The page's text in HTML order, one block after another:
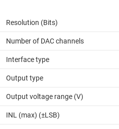
Resolution (Bits)
Number of DAC channels
Interface type
Output type
Output voltage range (V)
INL (max) (±LSB)